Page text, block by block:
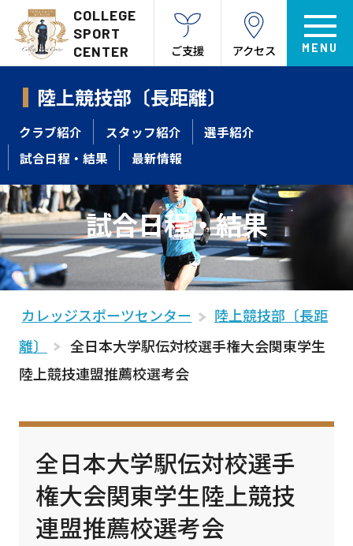
COLLEGE
SPORT
CENTER
ご支援 アクセス
陸上競技部〔長距離〕
クラブ紹介 スタッフ紹介
選手紹介
試合日程・結果
最新情報
試合日程・結果
カレッジスポーツセンター
陸上競技部〔長距
離〕
全日本大学駅伝対校選手権大会関東学生
陸上競技連盟推薦校選考会
全日本大学駅伝対校選手
権大会関東学生陸上競技
連盟推薦校選考会